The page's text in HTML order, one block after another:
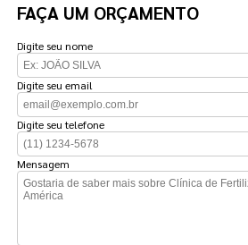
FAÇA UM ORÇAMENTO
Digite seu nome
Digite seu email
Digite seu telefone
Mensagem